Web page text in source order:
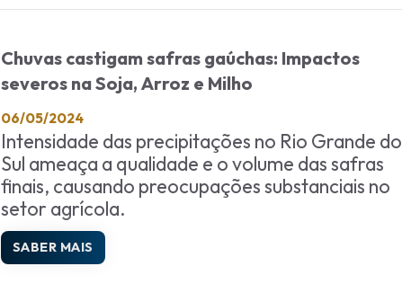
Chuvas castigam safras gaúchas: Impactos
severos na Soja, Arroz e Milho
06/05/2024
Intensidade das precipitações no Rio Grande do
Sul ameaça a qualidade e o volume das safras
finais, causando preocupações substanciais no
setor agrícola.
SABER MAIS